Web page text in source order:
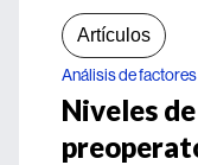
Artículos
Análisis de
Niveles